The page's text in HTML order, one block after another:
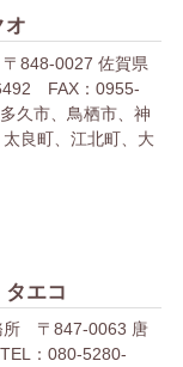
オ
848-0027 佐賀県
FAX：0955-
久市、鳥栖市、神
良町、江北町、大
エコ
所 〒847-0063 唐
：080-5280-